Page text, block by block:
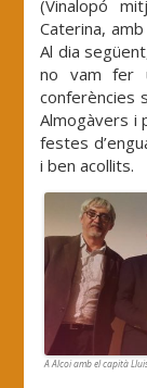
(Vinalopó
Caterina,
Al dia
no vam fer
conferències
Almogàvers i
festes
i ben acollits.
A Alcoi amb el capità